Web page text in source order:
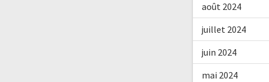
août 2024
juillet 2024
juin 2024
mai 2024